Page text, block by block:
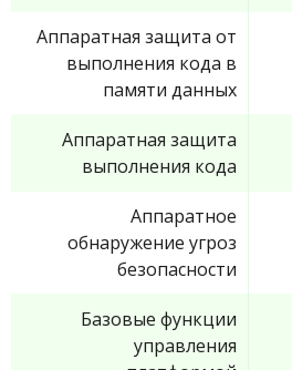
Аппаратная защита от
выполнения кода в
памяти данных
Аппаратная защита
выполнения кода
Аппаратное
обнаружение угроз
безопасности
Базовые функции
управления